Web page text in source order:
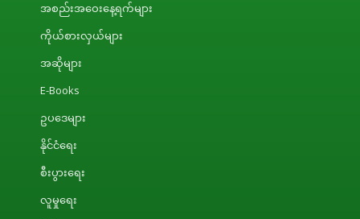
အစည်းအဝေးနေ့ရက်များ
ကိုယ်စားလှယ်များ
အဆိုများ
E-Books
ဥပဒေများ
နိုင်ငံရေး
စီးပွားရေး
လူမှုရေး